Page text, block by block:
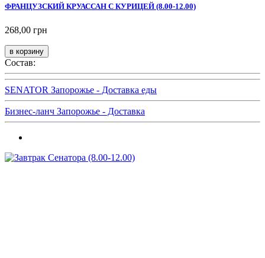
ФРАНЦУЗСКИЙ КРУАССАН С КУРИЦЕЙ (8.00-12.00)
268,00 грн
Состав:
SENATOR Запорожье - Доставка еды
Бизнес-ланч Запорожье - Доставка